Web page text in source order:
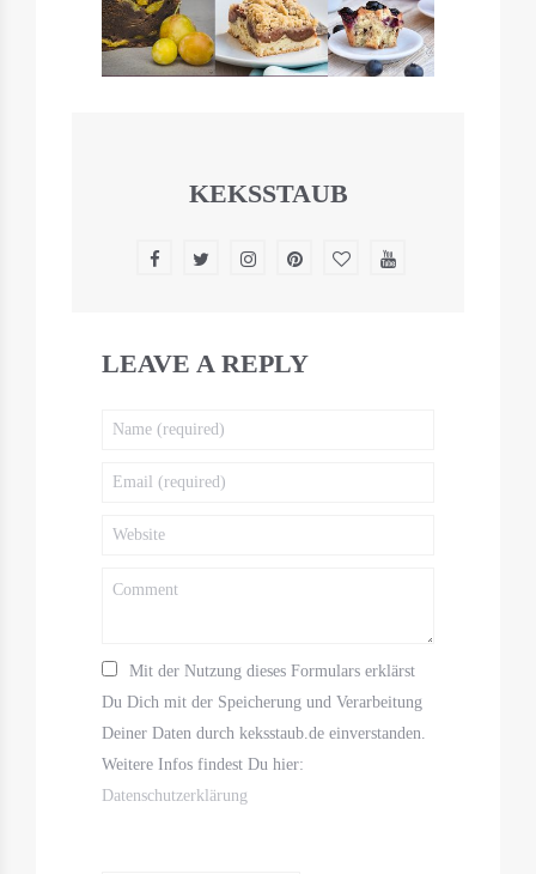
KEKSSTAUB
LEAVE A REPLY
Mit der Nutzung dieses Formulars erklärst
Du Dich mit der Speicherung und Verarbeitung
Deiner Daten durch keksstaub.de einverstanden.
Weitere Infos findest Du hier:
Datenschutzerklärung